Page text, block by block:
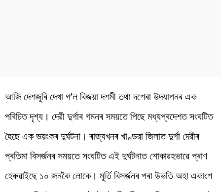
আজিদেশজুৰিদেখা গ’লবিজয়াদশমীতথাদশেৰাউদযাপনৰএক
পৰিচিতদৃশ্য । দেৱীদুৰ্গাৰ গমনৰসময়তেপিছেমধ্যপ্ৰদেশতসংঘটিত
হৈছেএকভয়ংকৰদুৰ্ঘটনা । ৰাজ্যখনৰ খাণ্ডৱা জিলাতদুৰ্গাদেৱীৰ
প্ৰতিমাবিসৰ্জনৰসময়তেসংঘটিতএইদুৰ্ঘটনাতশোকাৱহভাৱেপ্ৰাণ
হেৰুৱাইছে ১০ জনকৈলোকে। মূৰ্তি বিসৰ্জনৰ পৰা উভতি অহাএকাংশ